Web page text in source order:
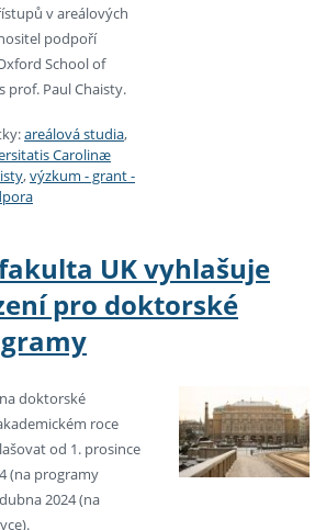
v areálových
podpoří
School of
prof. Paul Chaisty.
areálová studia,
Carolinæ
,výzkum - grant -
UK vyhlašuje
pro doktorské
doktorské
roce
od 1. prosince
(na programy
2024 (na